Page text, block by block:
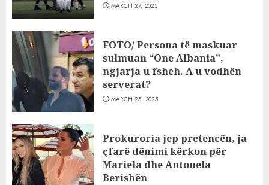
MARCH 27, 2025
FOTO/ Persona të maskuar
sulmuan “One Albania”,
ngjarja u fsheh. A u vodhën
serverat?
MARCH 25, 2025
Prokuroria jep pretencën, ja
çfarë dënimi kërkon për
Mariela dhe Antonela
Berishën